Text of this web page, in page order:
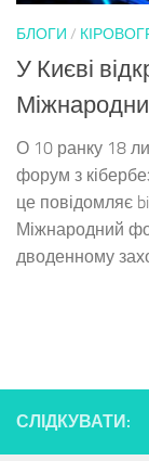
БЛОГИ /
У Києві
О 10 ранку 18
форум з
це повідомляє
Міжнародний
дводенному
СЛІДКУВАТИ: